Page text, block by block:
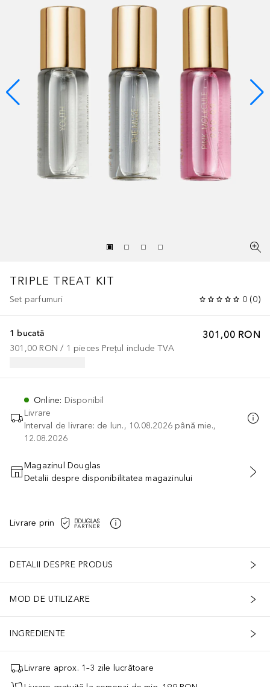
TRIPLE TREAT KIT
Set parfumuri 0 (0)
301,00 RON
1 bucată
301,00 RON / 1 pieces Prețul include TVA
Online: Disponibil
Livrare
Interval de livrare: de lun., 10.08.2026 până mie.,
12.08.2026
ADĂUGAȚI ÎN COŞ
Magazinul Douglas
Detalii despre disponibilitatea magazinului
Livrare prin
DETALII DESPRE PRODUS
MOD DE UTILIZARE
INGREDIENTE
Livrare aprox. 1–3 zile lucrătoare